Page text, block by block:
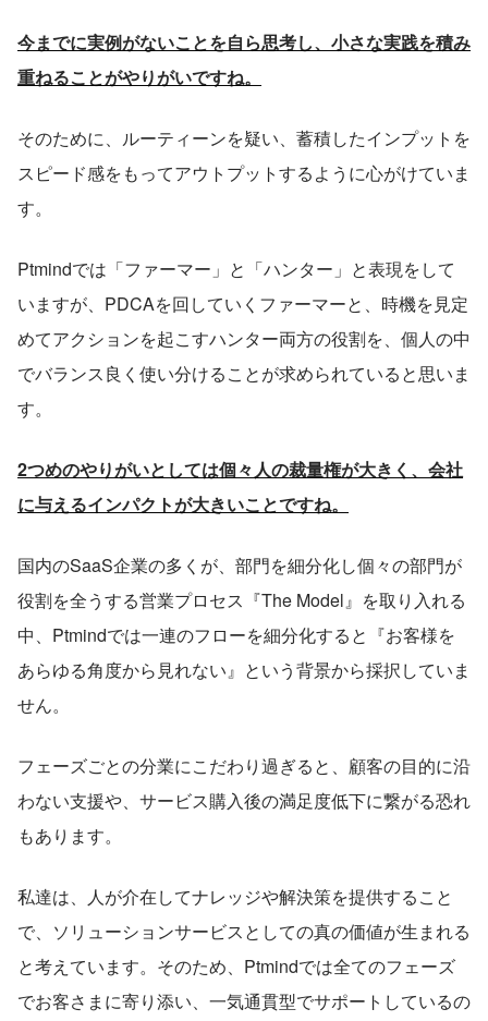
今までに実例がないことを自ら思考し、小さな実践を積み
重ねることがやりがいですね。
そのために、ルーティーンを疑い、蓄積したインプットを
スピード感をもってアウトプットするように心がけていま
す。
Ptmindでは「ファーマー」と「ハンター」と表現をして
いますが、PDCAを回していくファーマーと、時機を見定
めてアクションを起こすハンター両方の役割を、個人の中
でバランス良く使い分けることが求められていると思いま
す。
2つめのやりがいとしては個々人の裁量権が大きく、会社
に与えるインパクトが大きいことですね。
国内のSaaS企業の多くが、部門を細分化し個々の部門が
役割を全うする営業プロセス『The Model』を取り入れる
中、Ptmindでは一連のフローを細分化すると『お客様を
あらゆる角度から見れない』という背景から採択していま
せん。
フェーズごとの分業にこだわり過ぎると、顧客の目的に沿
わない支援や、サービス購入後の満足度低下に繋がる恐れ
もあります。
私達は、人が介在してナレッジや解決策を提供すること
で、ソリューションサービスとしての真の価値が生まれる
と考えています。そのため、Ptmindでは全てのフェーズ
でお客さまに寄り添い、一気通貫型でサポートしているの